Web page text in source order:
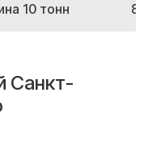
10 тонн
Санкт-